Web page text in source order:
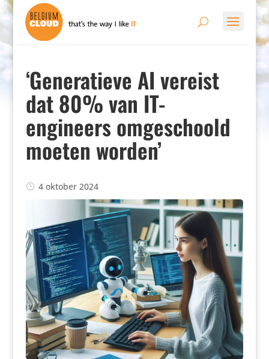
‘Generatieve AI vereist
dat 80% van IT-
engineers omgeschoold
moeten worden’
4 oktober 2024